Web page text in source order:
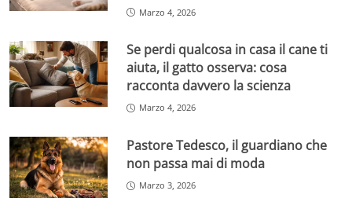
Marzo 4, 2026
Se perdi qualcosa in casa il cane ti
aiuta, il gatto osserva: cosa
racconta davvero la scienza
Marzo 4, 2026
Pastore Tedesco, il guardiano che
non passa mai di moda
Marzo 3, 2026